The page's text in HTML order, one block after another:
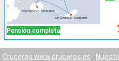
Pensión completa
Cruceros www.cruceros.es